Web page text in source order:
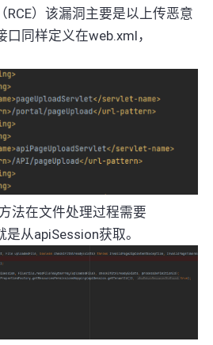
RCE）该漏洞主要是以上传恶意
同样定义在web.xml，
法在文件处理过程需要
从apiSession获取。